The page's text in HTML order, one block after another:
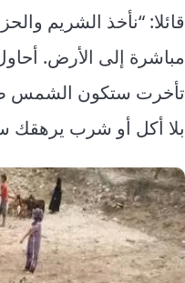
قائلا: “نأخذ الشريم
مباشرة إلى الأرض.
تأخرت ستكون الشمس
بلا أكل أو شرب يرهقك